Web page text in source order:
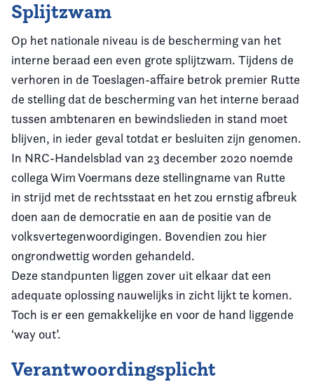
Splijtzwam
Op het nationale niveau is de bescherming van het
interne beraad een even grote splijtzwam. Tijdens de
verhoren in de Toeslagen-affaire betrok premier Rutte
de stelling dat de bescherming van het interne beraad
tussen ambtenaren en bewindslieden in stand moet
blijven, in ieder geval totdat er besluiten zijn genomen.
In NRC-Handelsblad van 23 december 2020 noemde
collega Wim Voermans deze stellingname van Rutte
in strijd met de rechtsstaat en het zou ernstig afbreuk
doen aan de democratie en aan de positie van de
volksvertegenwoordigingen. Bovendien zou hier
ongrondwettig worden gehandeld.
Deze standpunten liggen zover uit elkaar dat een
adequate oplossing nauwelijks in zicht lijkt te komen.
Toch is er een gemakkelijke en voor de hand liggende
‘way out’.
Verantwoordingsplicht